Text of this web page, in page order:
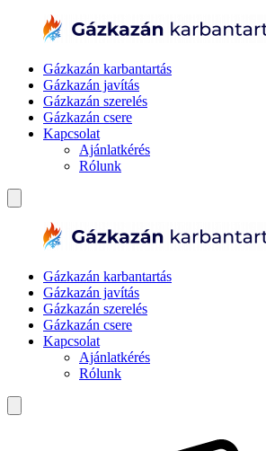
Gázkazán karbantartás
Gázkazán javítás
Gázkazán szerelés
Gázkazán csere
Kapcsolat
Ajánlatkérés
Rólunk
Gázkazán karbantartás
Gázkazán javítás
Gázkazán szerelés
Gázkazán csere
Kapcsolat
Ajánlatkérés
Rólunk